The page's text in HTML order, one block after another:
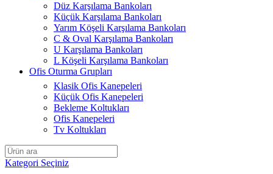
Düz Karşılama Bankoları
Küçük Karşılama Bankoları
Yarım Köşeli Karşılama Bankoları
C & Oval Karşılama Bankoları
U Karşılama Bankoları
L Köşeli Karşılama Bankoları
Ofis Oturma Grupları
Klasik Ofis Kanepeleri
Küçük Ofis Kanepeleri
Bekleme Koltukları
Ofis Kanepeleri
Tv Koltukları
Kategori Seçiniz